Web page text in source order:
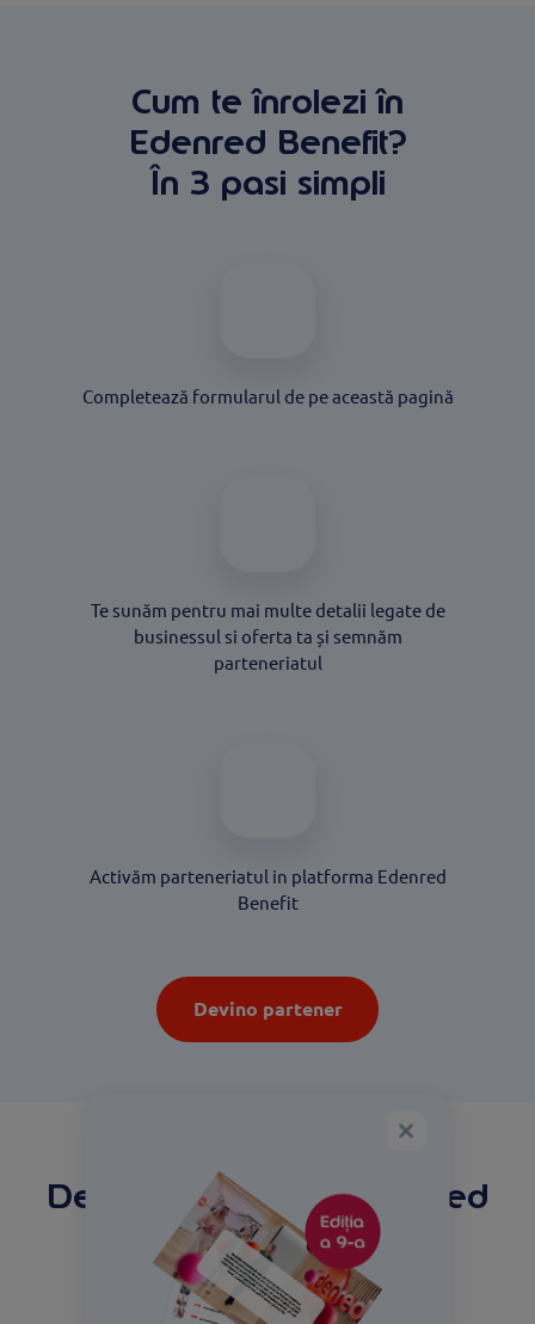
Cum te înrolezi în
Edenred Benefit?
În 3 pasi simpli
Completează formularul de pe această pagină
Te sunăm pentru mai multe detalii legate de
businessul si oferta ta și semnăm
parteneriatul
Activăm parteneriatul in platforma Edenred
Benefit
Devino partener
De ce să te alături Edenred
Benefit?